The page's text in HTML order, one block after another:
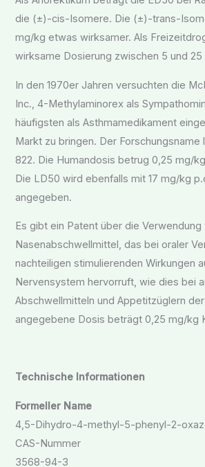
die (±)-cis-Isomere. Die (±)-trans-
mg/kg etwas wirksamer. Als
wirksame Dosierung zwischen 5 und 25
In den 1970er Jahren versuchten die
Inc., 4-Methylaminorex als
häufigsten als Asthmamedikament
Markt zu bringen. Der
822. Die Humandosis betrug 0,25 mg/
Die LD50 wird ebenfalls mit 17 mg/kg
angegeben.
Es gibt ein Patent über die Verwendung
Nasenabschwellmittel, das bei oraler
nachteiligen stimulierenden Wirkungen
Nervensystem hervorruft, wie dies bei
Abschwellmitteln und Appetitzüglern der
angegebene Dosis beträgt 0,25 mg/kg
Technische Informationen
Formeller Name
4,5-Dihydro-4-methyl-5-phenyl-2-
CAS-Nummer
3568-94-3